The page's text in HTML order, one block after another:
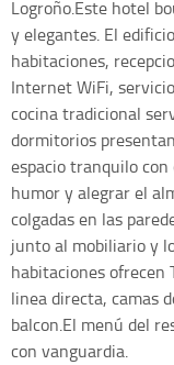
Logroño.Este hotel
y elegantes. El
habitaciones,
Internet WiFi,
cocina tradicional
dormitorios
espacio tranquilo
humor y alegrar el
colgadas en las
junto al mobiliario y
habitaciones ofrecen
linea directa, camas
balcon.El menú del
con vanguardia.